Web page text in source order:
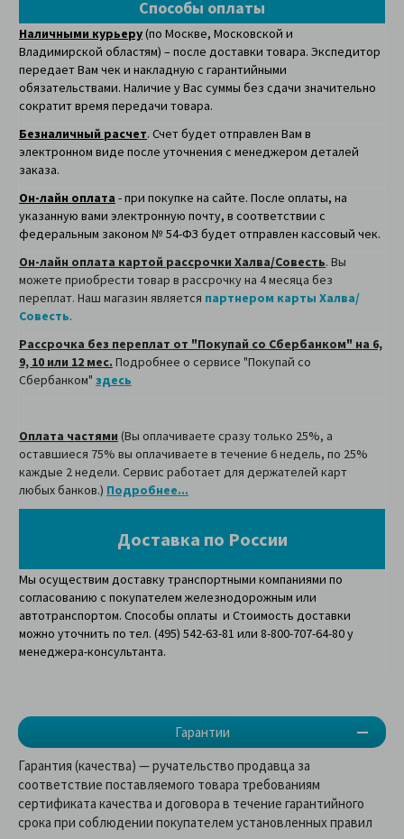
Гарантии
Способы оплаты
Наличными курьеру(по Москве, Московской и
Владимирской областям) – после доставки товара. Экспедитор
передает Вам чек и накладную с гарантийными
обязательствами. Наличие у Вас суммы без сдачи значительно
сократит время передачи товара.
Безналичный расчет. Счет будет отправлен Вам в
электронном виде после уточнения с менеджером деталей
заказа.
Он-лайн оплата - при покупке на сайте. После оплаты, на
указанную вами электронную почту, в соответствии с
федеральным законом № 54-ФЗ будет отправлен кассовый чек.
Он-лайн оплата картой рассрочки Халва/Совесть. Вы
можете приобрести товар в рассрочку на 4 месяца без
переплат. Наш магазин является партнером карты Халва/
Совесть.
Рассрочка без переплат от "Покупай со Сбербанком" на 6,
9, 10 или 12 мес. Подробнее о сервисе "Покупай со
Сбербанком" здесь
Оплата частями (Вы оплачиваете сразу только 25%, а
оставшиеся 75% вы оплачиваете в течение 6 недель, по 25%
каждые 2 недели. Сервис работает для держателей карт
любых банков.) Подробнее...
Доставка по России
Мы осуществим доставку транспортными компаниями по
согласованию с покупателем железнодорожным или
автотранспортом. Способы оплаты и Стоимость доставки
можно уточнить по тел. (495) 542-63-81 или 8-800-707-64-80 у
менеджера-консультанта.
Гарантия (качества) — ручательство продавца за
соответствие поставляемого товара требованиям
сертификата качества и договора в течение гарантийного
срока при соблюдении покупателем установленных правил